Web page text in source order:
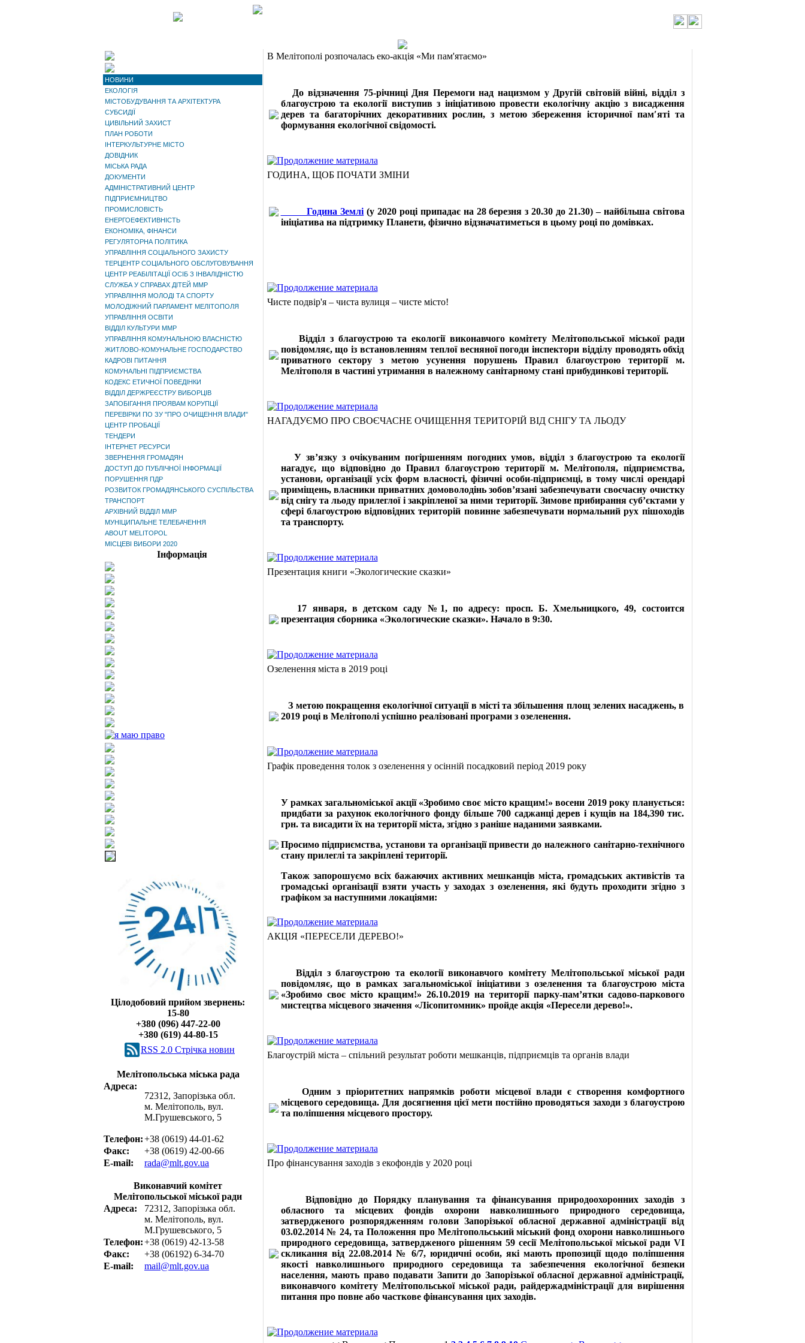
НОВИНИ
ЕКОЛОГІЯ
МІСТОБУДУВАННЯ ТА АРХІТЕКТУРА
СУБСИДІЇ
ЦИВІЛЬНИЙ ЗАХИСТ
ПЛАН РОБОТИ
ІНТЕРКУЛЬТУРНЕ МІСТО
ДОВІДНИК
МІСЬКА РАДА
ДОКУМЕНТИ
АДМІНІСТРАТИВНИЙ ЦЕНТР
ПІДПРИЄМНИЦТВО
ПРОМИСЛОВІСТЬ
ЕНЕРГОЕФЕКТИВНІСТЬ
ЕКОНОМІКА, ФІНАНСИ
РЕГУЛЯТОРНА ПОЛІТИКА
УПРАВЛІННЯ СОЦІАЛЬНОГО ЗАХИСТУ
ТЕРЦЕНТР СОЦІАЛЬНОГО ОБСЛУГОВУВАННЯ
ЦЕНТР РЕАБІЛІТАЦІЇ ОСІБ З ІНВАЛІДНІСТЮ
СЛУЖБА У СПРАВАХ ДІТЕЙ ММР
УПРАВЛІННЯ МОЛОДІ ТА СПОРТУ
МОЛОДІЖНИЙ ПАРЛАМЕНТ МЕЛІТОПОЛЯ
УПРАВЛІННЯ ОСВІТИ
ВІДДІЛ КУЛЬТУРИ ММР
УПРАВЛІННЯ КОМУНАЛЬНОЮ ВЛАСНІСТЮ
ЖИТЛОВО-КОМУНАЛЬНЕ ГОСПОДАРСТВО
КАДРОВІ ПИТАННЯ
КОМУНАЛЬНІ ПІДПРИЄМСТВА
КОДЕКС ЕТИЧНОЇ ПОВЕДІНКИ
ВІДДІЛ ДЕРЖРЕЄСТРУ ВИБОРЦІВ
ЗАПОБІГАННЯ ПРОЯВАМ КОРУПЦІЇ
ПЕРЕВІРКИ ПО ЗУ "ПРО ОЧИЩЕННЯ ВЛАДИ"
ЦЕНТР ПРОБАЦІЇ
ТЕНДЕРИ
ІНТЕРНЕТ РЕСУРСИ
ЗВЕРНЕННЯ ГРОМАДЯН
ДОСТУП ДО ПУБЛІЧНОЇ ІНФОРМАЦІЇ
ПОРУШЕННЯ ПДР
РОЗВИТОК ГРОМАДЯНСЬКОГО СУСПІЛЬСТВА
ТРАНСПОРТ
АРХІВНИЙ ВІДДІЛ ММР
МУНІЦИПАЛЬНЕ ТЕЛЕБАЧЕННЯ
ABOUT MELITOPOL
МІСЦЕВІ ВИБОРИ 2020
Інформація
Цілодобовий прийом звернень:
15-80
+380 (096) 447-22-00
+380 (619) 44-80-15
RSS 2.0 Cтрічка новин
Мелітопольська міська рада
Адреса:
72312, Запорізька обл.
м. Мелітополь, вул.
М.Грушевського, 5
Телефон:+38 (0619) 44-01-62
Факс:
+38 (0619) 42-00-66
E-mail:
rada@mlt.gov.ua
Виконавчий комітет
Мелітопольської міської ради
Адреса:
72312, Запорізька обл.
м. Мелітополь, вул.
М.Грушевського, 5
Телефон:+38 (0619) 42-13-58
Факс:
+38 (06192) 6-34-70
E-mail:
mail@mlt.gov.ua
В Мелітополі розпочалась еко-акція «Ми пам'ятаємо»
До відзначення 75-річниці Дня Перемоги над нацизмом у Другій світовій війні, відділ з
благоустрою та екології виступив з ініціативою провести екологічну акцію з висадження
дерев та багаторічних декоративних рослин, з метою збереження історичної пам′яті та
формування екологічної свідомості.
ГОДИНА, ЩОБ ПОЧАТИ ЗМІНИ
Година Землі (у 2020 році припадає на 28 березня з 20.30 до 21.30) – найбільша світова
ініціатива на підтримку Планети, фізично відзначатиметься в цьому році по домівках.
Чисте подвір'я – чиста вулиця – чисте місто!
Відділ з благоустрою та екології виконавчого комітету Мелітопольської міської ради
повідомляє, що із встановленням теплої весняної погоди інспектори відділу проводять обхід
приватного сектору з метою усунення порушень Правил благоустрою території м.
Мелітополя в частині утримання в належному санітарному стані прибудинкові території.
НАГАДУЄМО ПРО СВОЄЧАСНЕ ОЧИЩЕННЯ ТЕРИТОРІЙ ВІД СНІГУ ТА ЛЬОДУ
У зв’язку з очікуваним погіршенням погодних умов, відділ з благоустрою та екології
нагадує, що відповідно до Правил благоустрою території м. Мелітополя, підприємства,
установи, організації усіх форм власності, фізичні особи-підприємці, в тому числі орендарі
приміщень, власники приватних домоволодінь зобов’язані забезпечувати своєчасну очистку
від снігу та льоду прилеглої і закріпленої за ними території. Зимове прибирання суб’єктами у
сфері благоустрою відповідних територій повинне забезпечувати нормальний рух пішоходів
та транспорту.
Презентация книги «Экологические сказки»
17 января, в детском саду №1, по адресу: просп. Б. Хмельницкого, 49, состоится
презентация сборника «Экологические сказки». Начало в 9:30.
Озеленення міста в 2019 році
З метою покращення екологічної ситуації в місті та збільшення площ зелених насаджень, в
2019 році в Мелітополі успішно реалізовані програми з озеленення.
Графік проведення толок з озеленення у осінній посадковий період 2019 року
У рамках загальноміської акції «Зробимо своє місто кращим!» восени 2019 року планується:
придбати за рахунок екологічного фонду більше 700 саджанці дерев і кущів на 184,390 тис.
грн. та висадити їх на території міста, згідно з раніше наданими заявками.
Просимо підприємства, установи та організації привести до належного санітарно-технічного
стану прилеглі та закріплені території.
Також запорошуємо всіх бажаючих активних мешканців міста, громадських активістів та
громадські організації взяти участь у заходах з озеленення, які будуть проходити згідно з
графіком за наступними локаціями:
АКЦІЯ «ПЕРЕСЕЛИ ДЕРЕВО!»
Відділ з благоустрою та екології виконавчого комітету Мелітопольської міської ради
повідомляє, що в рамках загальноміської ініціативи з озеленення та благоустрою міста
«Зробимо своє місто кращим!» 26.10.2019 на території парку-пам’ятки садово-паркового
мистецтва місцевого значення «Лісопитомник» пройде акція «Пересели дерево!».
Благоустрій міста – спільний результат роботи мешканців, підприємців та органів влади
Одним з пріоритетних напрямків роботи місцевої влади є створення комфортного
місцевого середовища. Для досягнення цієї мети постійно проводяться заходи з благоустрою
та поліпшення місцевого простору.
Про фінансування заходів з екофондів у 2020 році
Відповідно до Порядку планування та фінансування природоохоронних заходів з
обласного та місцевих фондів охорони навколишнього природного середовища,
затвердженого розпорядженням голови Запорізької обласної державної адміністрації від
03.02.2014 № 24, та Положення про Мелітопольський міський фонд охорони навколишнього
природного середовища, затвердженого рішенням 59 сесії Мелітопольської міської ради VІ
скликання від 22.08.2014 № 6/7, юридичні особи, які мають пропозиції щодо поліпшення
якості навколишнього природного середовища та забезпечення екологічної безпеки
населення, мають право подавати Запити до Запорізької обласної державної адміністрації,
виконавчого комітету Мелітопольської міської ради, райдержадміністрації для вирішення
питання про повне або часткове фінансування цих заходів.